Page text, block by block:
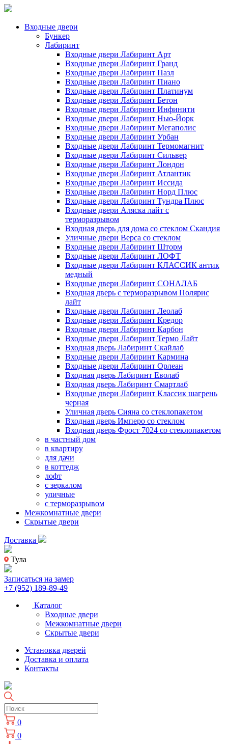
Входные двери
Бункер
Лабиринт
Входные двери Лабиринт Арт
Входные двери Лабиринт Гранд
Входные двери Лабиринт Пазл
Входные двери Лабиринт Пиано
Входные двери Лабиринт Платинум
Входные двери Лабиринт Бетон
Входные двери Лабиринт Инфинити
Входные двери Лабиринт Нью-Йорк
Входные двери Лабиринт Мегаполис
Входные двери Лабиринт Урбан
Входные двери Лабиринт Термомагнит
Входные двери Лабиринт Сильвер
Входные двери Лабиринт Лондон
Входные двери Лабиринт Атлантик
Входные двери Лабиринт Иссида
Входные двери Лабиринт Норд Плюс
Входные двери Лабиринт Тундра Плюс
Входные двери Аляска лайт с
терморазрывом
Входная дверь для дома со стеклом Скандия
Уличные двери Верса со стеклом
Входные двери Лабиринт Шторм
Входные двери Лабиринт ЛОФТ
Входные двери Лабиринт КЛАССИК антик
медный
Входные двери Лабиринт СОНАЛАБ
Входная дверь с терморазрывом Полярис
лайт
Входные двери Лабиринт Леолаб
Входные двери Лабиринт Кредор
Входные двери Лабиринт Карбон
Входные двери Лабиринт Термо Лайт
Входная дверь Лабиринт Скайлаб
Входные двери Лабиринт Кармина
Входные двери Лабиринт Орлеан
Входная дверь Лабиринт Еволаб
Входная дверь Лабиринт Смартлаб
Входные двери Лабиринт Классик шагрень
черная
Уличная дверь Сияна со стеклопакетом
Входная дверь Имперо со стеклом
Входная дверь Фрост 7024 со стеклопакетом
в частный дом
в квартиру
для дачи
в коттедж
лофт
с зеркалом
уличные
с терморазрывом
Межкомнатные двери
Скрытые двери
Доставка
Тула
Записаться на замер
+7 (952) 189-89-49
Каталог
Входные двери
Межкомнатные двери
Скрытые двери
Установка дверей
Доставка и оплата
Контакты
0
0